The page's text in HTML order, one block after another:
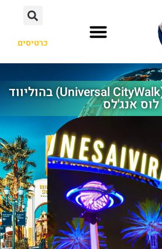
כרטיסים
יוניברסל סיטיווק (Universal CityWalk) בהוליווד
לוס אנג'לס